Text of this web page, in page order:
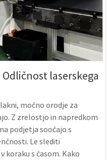
laserskega
močno orodje za
Z zrelostjo in napredkom
podjetja soočajo s
Le slediti
koraku s časom. Kako